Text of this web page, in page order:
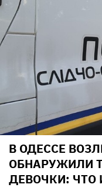
В ОДЕССЕ
ОБНАРУЖИЛИ
ДЕВОЧКИ: ЧТО